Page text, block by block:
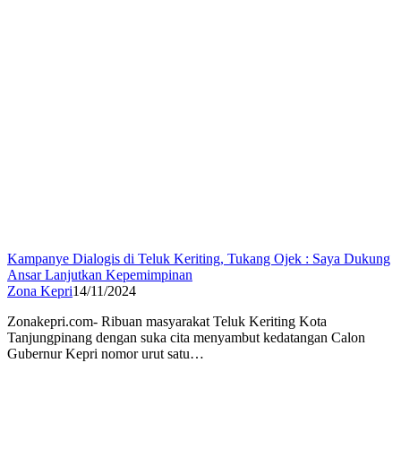
Kampanye Dialogis di Teluk Keriting, Tukang Ojek : Saya Dukung
Ansar Lanjutkan Kepemimpinan
Zona Kepri14/11/2024
Zonakepri.com- Ribuan masyarakat Teluk Keriting Kota
Tanjungpinang dengan suka cita menyambut kedatangan Calon
Gubernur Kepri nomor urut satu…